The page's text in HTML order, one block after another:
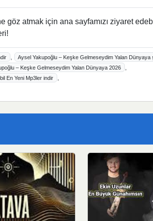
göz atmak için ana sayfamızı ziyaret
Aysel Yakupoğlu – Keşke Gelmeseydim Yalan Dünyaya
– Keşke Gelmeseydim Yalan Dünyaya 2026
En Yeni Mp3ler indir